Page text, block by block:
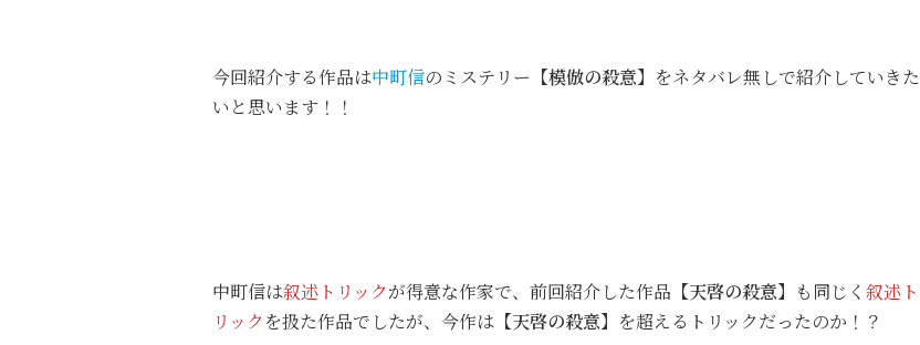
今回紹介する作品は中町信のミステリー 【模倣の殺意】 をネタバレ無しで紹介していきた
いと思います！！
中町信は叙述トリックが得意な作家で、前回紹介した作品 【天啓の殺意】 も同じく 叙述ト
リック を扱た作品でしたが、今作は 【天啓の殺意】 を超えるトリックだったのか！？